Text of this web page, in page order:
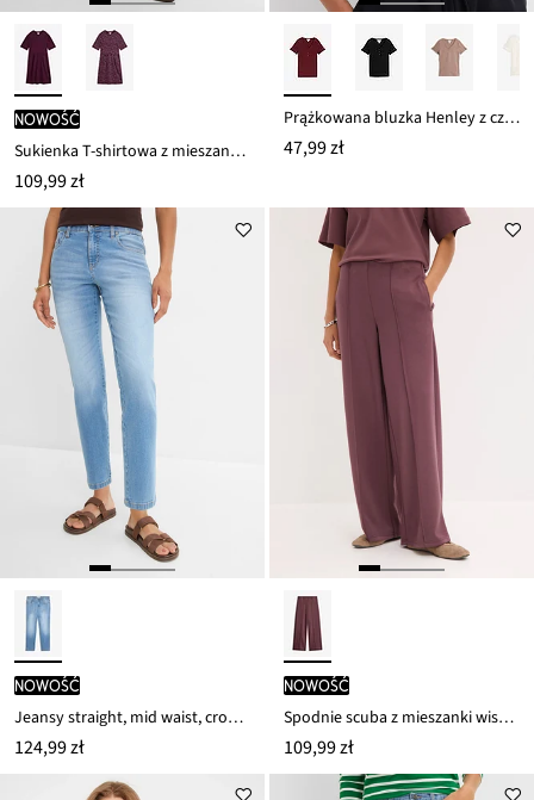
nowość
Sukienka T-shirtowa z mieszanki bawełny i elastanu
109,99 zł
Prążkowana bluzka Henley z czystej bawełny
47,99 zł
nowość
Jeansy straight, mid waist, cropped
124,99 zł
nowość
Spodnie scuba z mieszanki wiskozy
109,99 zł